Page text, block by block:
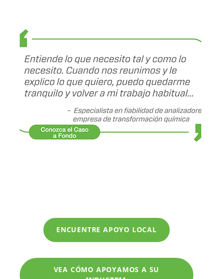
ENCUENTRE APOYO LOCAL
VEA CÓMO APOYAMOS A SU